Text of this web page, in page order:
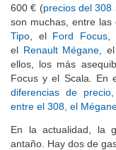
600 € (precios del 308
son muchas, entre las
Tipo , el Ford Focus,
el Renault Mégane , el
ellos, los más
Focus y el Scala. En
diferencias de
entre el 308, el
En la actualidad, la
antaño. Hay dos de